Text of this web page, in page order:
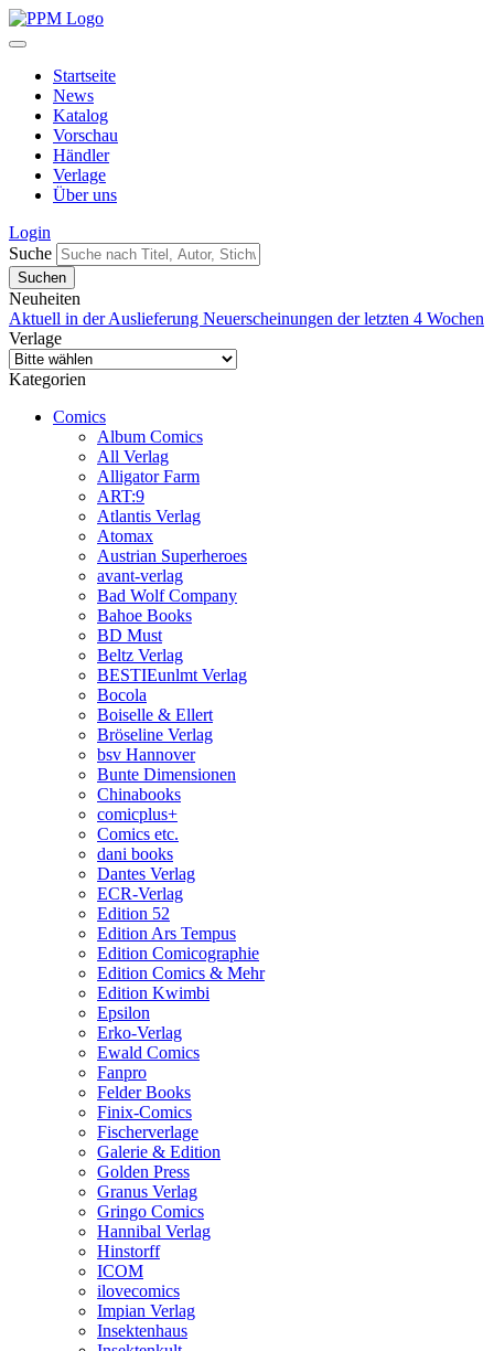
Startseite
News
Katalog
Vorschau
Händler
Verlage
Über uns
Login
Suche
Neuheiten
Aktuell in der Auslieferung Neuerscheinungen der letzten 4 Wochen
Verlage
Kategorien
Comics
Album Comics
All Verlag
Alligator Farm
ART:9
Atlantis Verlag
Atomax
Austrian Superheroes
avant-verlag
Bad Wolf Company
Bahoe Books
BD Must
Beltz Verlag
BESTIEunlmt Verlag
Bocola
Boiselle & Ellert
Bröseline Verlag
bsv Hannover
Bunte Dimensionen
Chinabooks
comicplus+
Comics etc.
dani books
Dantes Verlag
ECR-Verlag
Edition 52
Edition Ars Tempus
Edition Comicographie
Edition Comics & Mehr
Edition Kwimbi
Epsilon
Erko-Verlag
Ewald Comics
Fanpro
Felder Books
Finix-Comics
Fischerverlage
Galerie & Edition
Golden Press
Granus Verlag
Gringo Comics
Hannibal Verlag
Hinstorff
ICOM
ilovecomics
Impian Verlag
Insektenhaus